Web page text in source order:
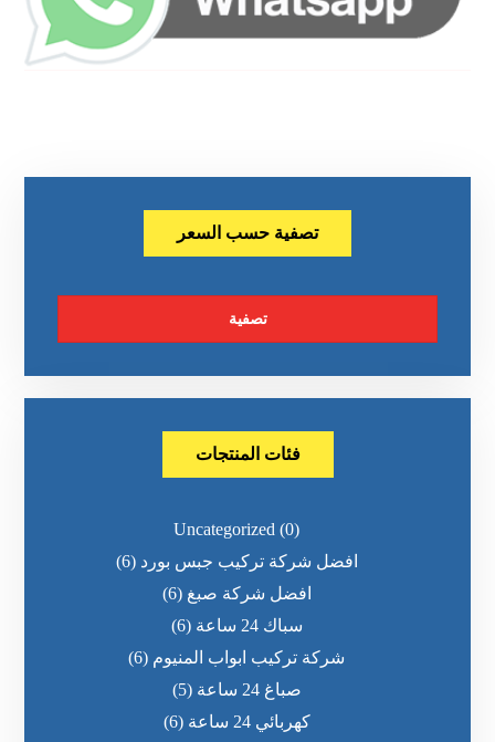
تصفية حسب السعر
تصفية
فئات المنتجات
Uncategorized (0)
افضل شركة تركيب جبس بورد (6)
افضل شركة صبغ (6)
سباك 24 ساعة
(6)
شركة تركيب ابواب المنيوم (6)
صباغ 24 ساعة
(5)
كهربائي 24 ساعة
(6)